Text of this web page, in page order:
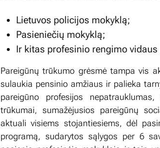
Lietuvos policijos mokyklą;
Pasieniečių mokyklą;
Ir kitas profesinio rengimo
Pareigūnų trūkumo grėsmė tampa vis
sulaukia pensinio amžiaus ir palieka
pareigūno profesijos
trūkumai, sumažėjusios pareigūnų
aktuali visiems stojantiesiems, dėl
programą, sudarytos sąlygos per 6